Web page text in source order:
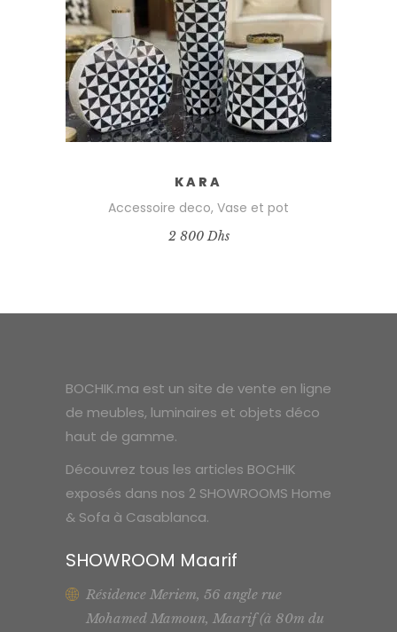
KARA
Accessoire deco, Vase et pot
2 800Dhs
BOCHIK.ma est un site de vente en ligne
de meubles, luminaires et objets déco
haut de gamme.
Découvrez tous les articles BOCHIK
exposés dans nos 2 SHOWROOMS Home
& Sofa à Casablanca.
SHOWROOM Maarif
Résidence Meriem, 56 angle rue
Mohamed Mamoun, Maarif (à 80m du